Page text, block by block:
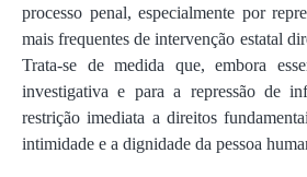
processo penal, especialmente por
mais frequentes de intervenção estatal
Trata-se de medida que, embora
investigativa e para a repressão de
restrição imediata a direitos
intimidade e a dignidade da pessoa